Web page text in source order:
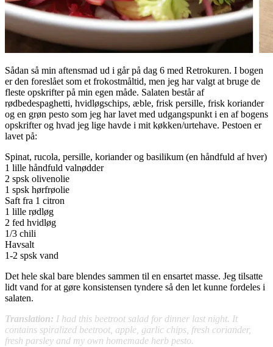
Sådan så min aftensmad ud i går på dag 6 med Retrokuren. I bogen
er den foreslået som et frokostmåltid, men jeg har valgt at bruge de
fleste opskrifter på min egen måde. Salaten består af
rødbedespaghetti, hvidløgschips, æble, frisk persille, frisk koriander
og en grøn pesto som jeg har lavet med udgangspunkt i en af bogens
opskrifter og hvad jeg lige havde i mit køkken/urtehave. Pestoen er
lavet på:
Spinat, rucola, persille, koriander og basilikum (en håndfuld af hver)
1 lille håndfuld valnødder
2 spsk olivenolie
1 spsk hørfrøolie
Saft fra 1 citron
1 lille rødløg
2 fed hvidløg
1/3 chili
Havsalt
1-2 spsk vand
Det hele skal bare blendes sammen til en ensartet masse. Jeg tilsatte
lidt vand for at gøre konsistensen tyndere så den let kunne fordeles i
salaten.
Translation: I had this beetroot salad for dinner last night. It
contains spiralized beetroot, apple, garlic chips, fresh coriander,
fresh parsley and my own homemade herb pesto.